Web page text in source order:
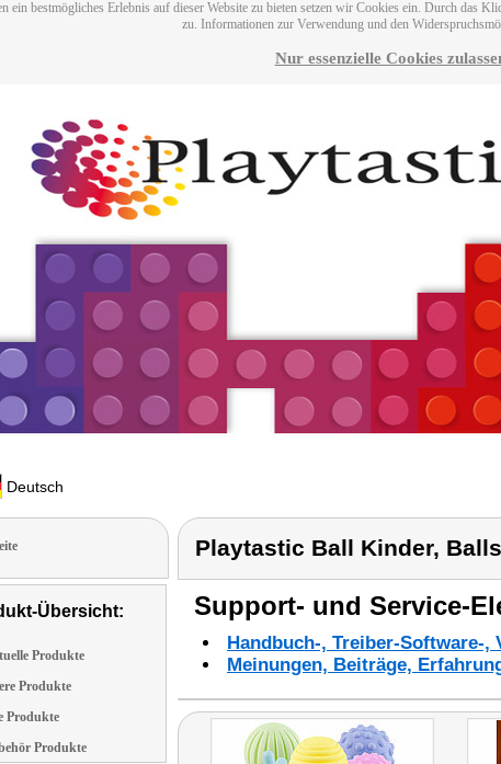
ein bestmögliches Erlebnis auf dieser Website zu bieten setzen wir Cookies ein. Durch das
zu. Informationen zur Verwendung und den
Nur essenzielle Cookies
Deutsch
Übersicht:
Produkte
Produkte
Produkte
Produkte
Playtastic Ball Kinder,
Support- und Service-
Handbuch-, Treiber-Software-
Meinungen, Beiträge,